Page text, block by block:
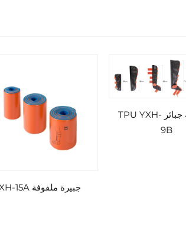
جبيرة ملفوفة XH-15A
مجموعة جبائر TPU YXH-
9B